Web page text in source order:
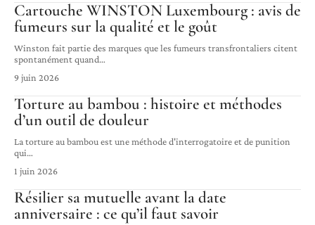
Cartouche WINSTON Luxembourg : avis de
fumeurs sur la qualité et le goût
Winston fait partie des marques que les fumeurs transfrontaliers citent
spontanément quand…
9 juin 2026
Torture au bambou : histoire et méthodes
d’un outil de douleur
La torture au bambou est une méthode d'interrogatoire et de punition
qui…
1 juin 2026
Résilier sa mutuelle avant la date
anniversaire : ce qu’il faut savoir